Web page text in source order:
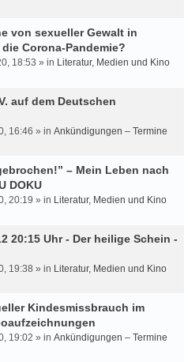
von sexueller Gewalt in
Corona-Pandemie?
18:53 » in Literatur, Medien und Kino
auf dem Deutschen
16:46 » in Ankündigungen – Termine
– Mein Leben nach
DOKU
20:19 » in Literatur, Medien und Kino
20:15 Uhr - Der heilige Schein -
19:38 » in Literatur, Medien und Kino
Kindesmissbrauch im
19:02 » in Ankündigungen – Termine